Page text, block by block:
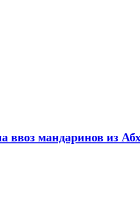
ввоз мандаринов из